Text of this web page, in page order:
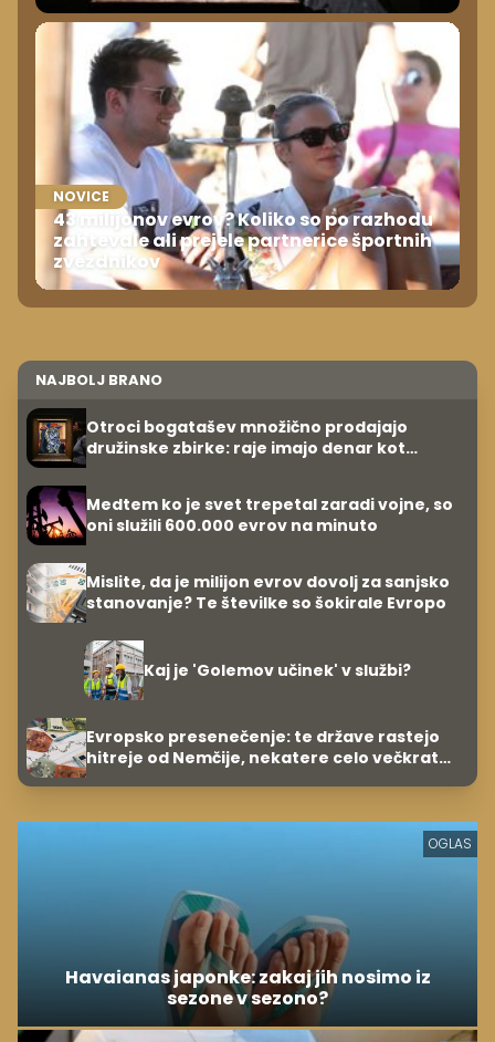
NOVICE
43 milijonov evrov? Koliko so po razhodu
zahtevale ali prejele partnerice športnih
zvezdnikov
NAJBOLJ BRANO
Otroci bogatašev množično prodajajo
družinske zbirke: raje imajo denar kot
Medtem ko je svet trepetal zaradi vojne, so
oni služili 600.000 evrov na minuto
Mislite, da je milijon evrov dovolj za sanjsko
stanovanje? Te številke so šokirale Evropo
Kaj je 'Golemov učinek' v službi?
Evropsko presenečenje: te države rastejo
hitreje od Nemčije, nekatere celo večkrat
OGLAS
Havaianas japonke: zakaj jih nosimo iz
sezone v sezono?